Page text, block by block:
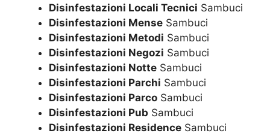
Disinfestazioni Locali Tecnici Sambuci
Disinfestazioni Mense Sambuci
Disinfestazioni Metodi Sambuci
Disinfestazioni Negozi Sambuci
Disinfestazioni Notte Sambuci
Disinfestazioni Parchi Sambuci
Disinfestazioni Parco Sambuci
Disinfestazioni Pub Sambuci
Disinfestazioni Residence Sambuci